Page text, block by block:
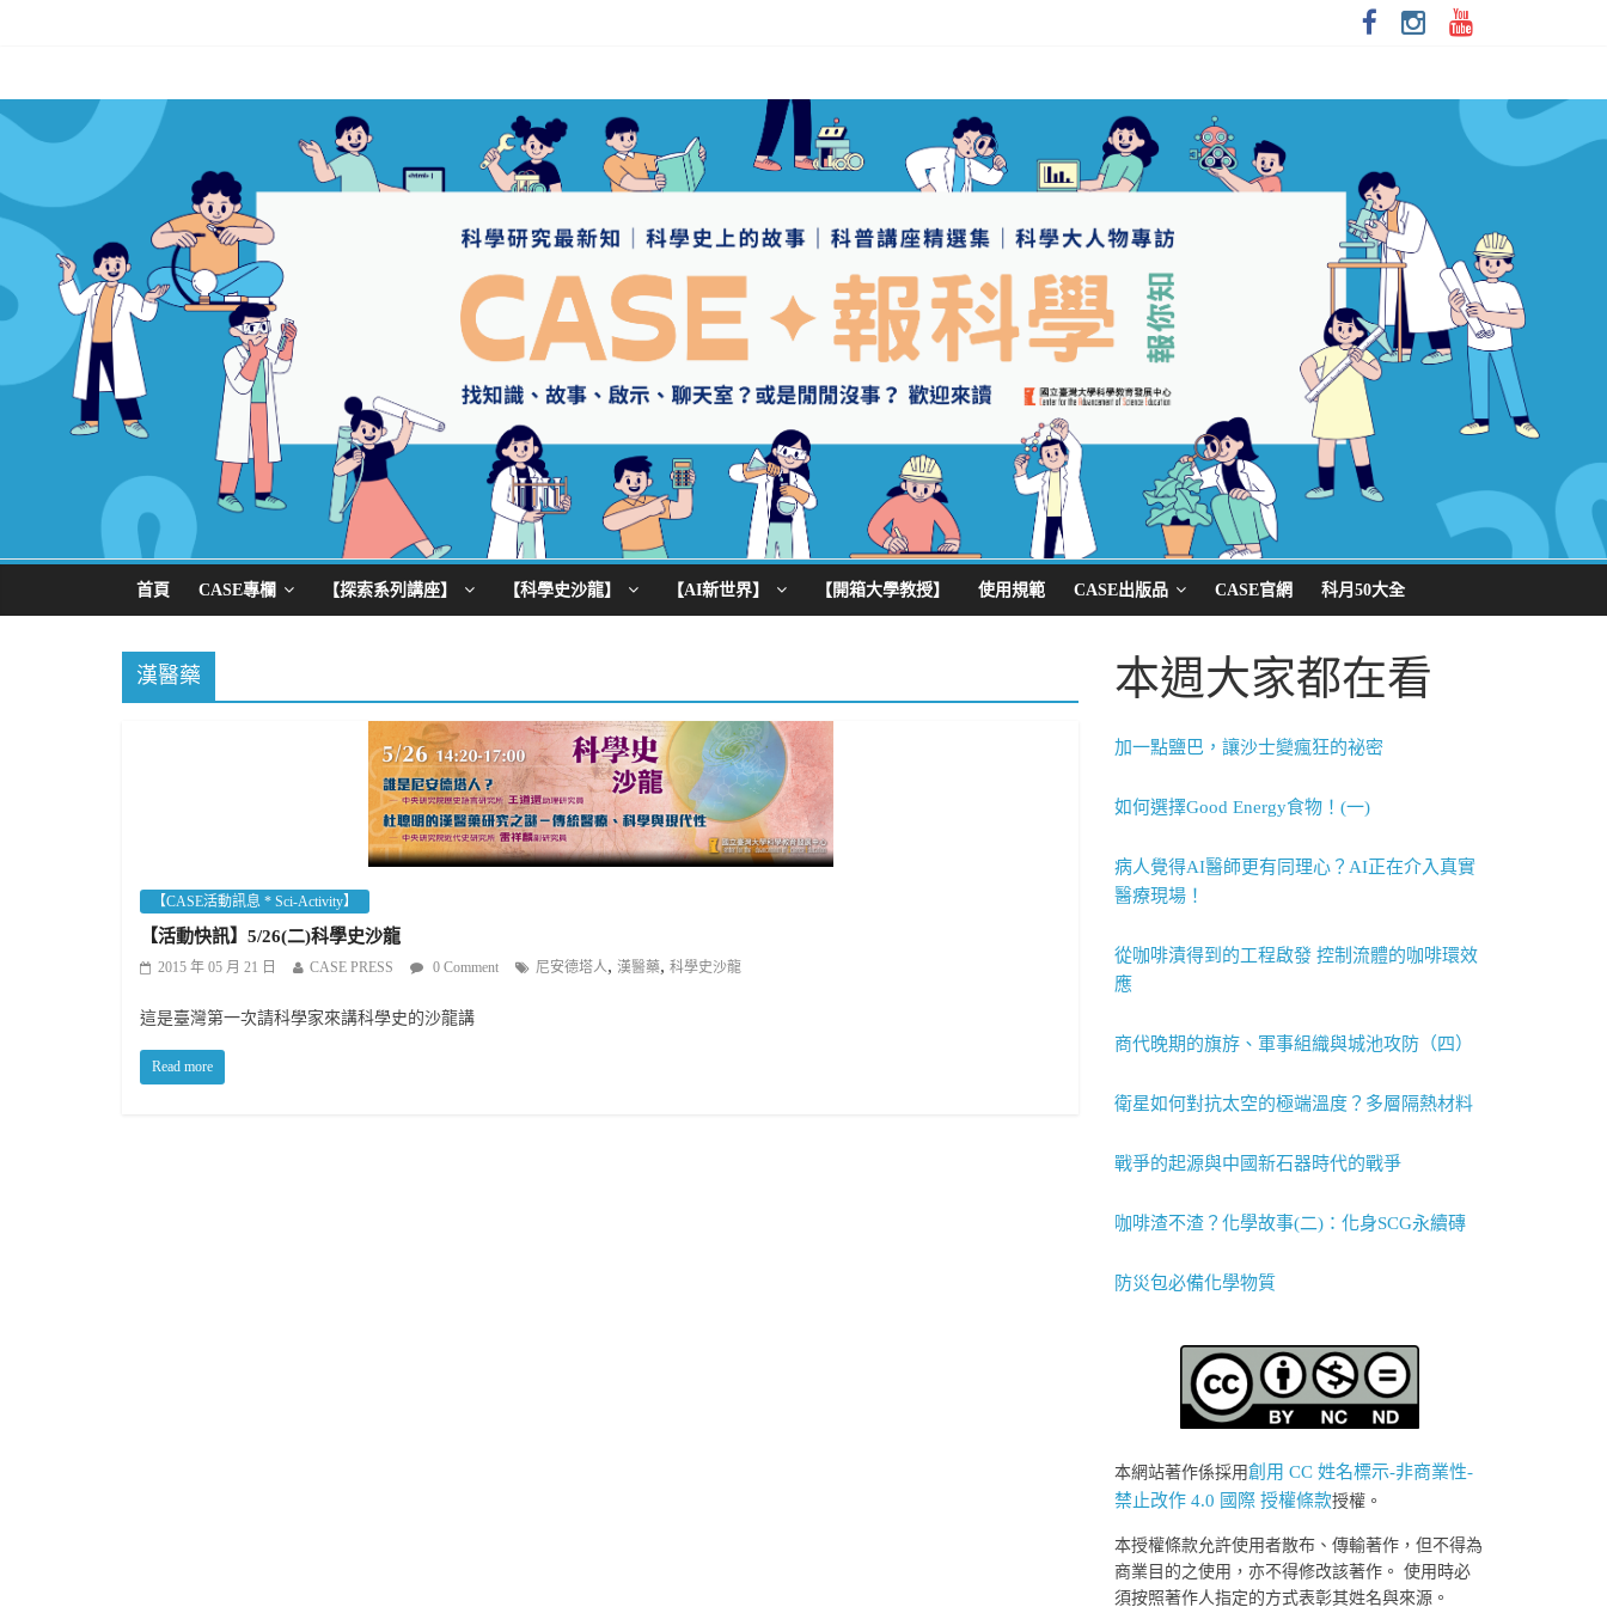
首頁 CASE專欄 【探索系列講座】 【科學史沙龍】 【AI新世界】 【開箱大學教授】 使用規範 CASE出版品 CASE官網 科月50大全
漢醫藥
【CASE活動訊息 * Sci-Activity】
【活動快訊】5/26(二)科學史沙龍
2015 年 05 月 21 日 CASE PRESS 0 Comment 尼安德塔人, 漢醫藥, 科學史沙龍
這是臺灣第一次請科學家來講科學史的沙龍講
Read more
本週大家都在看
加一點鹽巴，讓沙士變瘋狂的祕密
如何選擇Good Energy食物！(一)
病人覺得AI醫師更有同理心？AI正在介入真實
醫療現場！
從咖啡漬得到的工程啟發 控制流體的咖啡環效
應
商代晚期的旗斿、軍事組織與城池攻防（四）
衛星如何對抗太空的極端溫度？多層隔熱材料
戰爭的起源與中國新石器時代的戰爭
咖啡渣不渣？化學故事(二)：化身SCG永續磚
防災包必備化學物質
本網站著作係採用創用 CC 姓名標示-非商業性-
禁止改作 4.0 國際 授權條款授權。
本授權條款允許使用者散布、傳輸著作，但不得為
商業目的之使用，亦不得修改該著作。 使用時必
須按照著作人指定的方式表彰其姓名與來源。